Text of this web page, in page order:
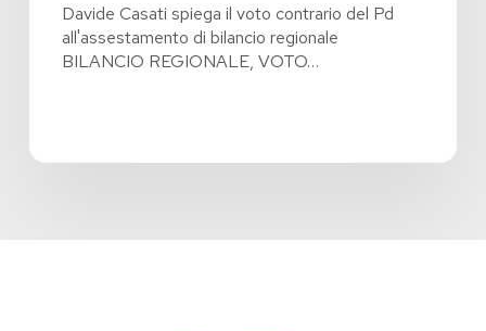
Davide Casati spiega il voto contrario del Pd
all'assestamento di bilancio regionale
BILANCIO REGIONALE, VOTO…